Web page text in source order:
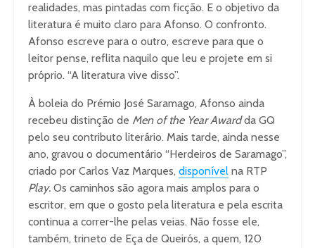
realidades, mas pintadas com ficção. E o objetivo da
literatura é muito claro para Afonso. O confronto.
Afonso escreve para o outro, escreve para que o
leitor pense, reflita naquilo que leu e projete em si
próprio. “A literatura vive disso”.
À boleia do Prémio José Saramago, Afonso ainda
recebeu distinção de Men of the Year Awardda GQ
pelo seu contributo literário. Mais tarde, ainda nesse
ano, gravou o documentário “Herdeiros de Saramago”,
criado por Carlos Vaz Marques, disponível na RTP
Play. Os caminhos são agora mais amplos para o
escritor, em que o gosto pela literatura e pela escrita
continua a correr-lhe pelas veias. Não fosse ele,
também, trineto de Eça de Queirós, a quem, 120